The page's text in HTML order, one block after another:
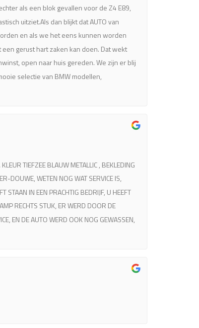
als een blok gevallen voor de Z4 E89,
uitziet.Als dan blijkt dat AUTO van
en als we het eens kunnen worden
gerust hart zaken kan doen. Dat wekt
open naar huis gereden. We zijn er blij
selectie van BMW modellen,
TIEFZEE BLAUW METALLIC , BEKLEDING
DOUWE, WETEN NOG WAT SERVICE IS,
STAAN IN EEN PRACHTIG BEDRIJF, U HEEFT
RECHTS STUK, ER WERD DOOR DE
EN DE AUTO WERD OOK NOG GEWASSEN,